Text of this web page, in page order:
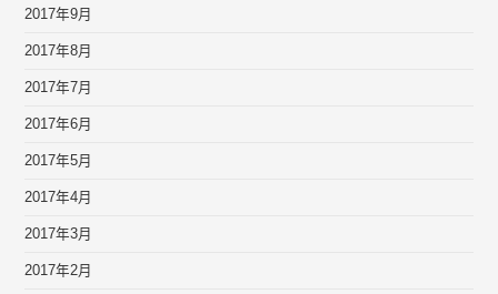
2017年9月
2017年8月
2017年7月
2017年6月
2017年5月
2017年4月
2017年3月
2017年2月